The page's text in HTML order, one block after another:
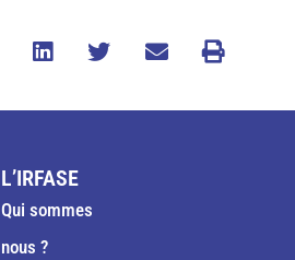
L’IRFASE
Qui sommes
nous ?